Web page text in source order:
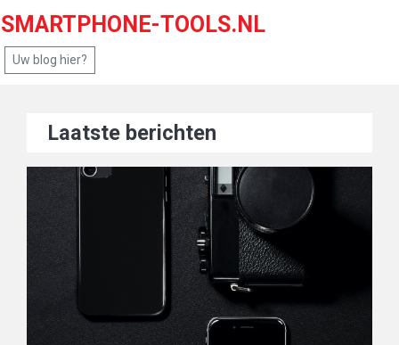
SMARTPHONE-TOOLS.NL
Uw blog hier?
Laatste berichten